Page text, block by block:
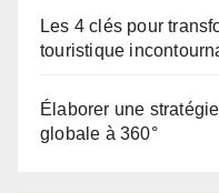
Les 4 clés pour
touristique
Élaborer une
globale à 360°